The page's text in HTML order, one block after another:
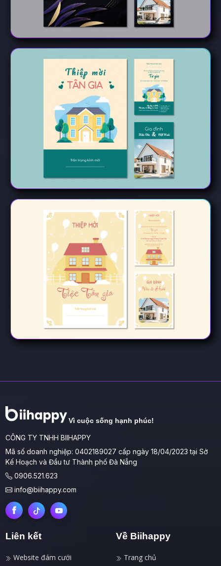
Vì cuộc sống hạnh phúc!
CÔNG TY TNHH BIIHAPPY
Mã số doanh nghiệp: 0402189027 cấp ngày 18/04/2023 tại Sở
Kế Hoạch và Đầu tư Thành phố Đà Nẵng
0906.521.623
info@biihappy.com
Liên kết
Website đám cưới
Về Biihappy
Trang chủ